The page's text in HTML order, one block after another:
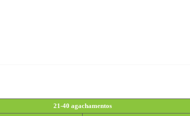
21-40 agachamentos